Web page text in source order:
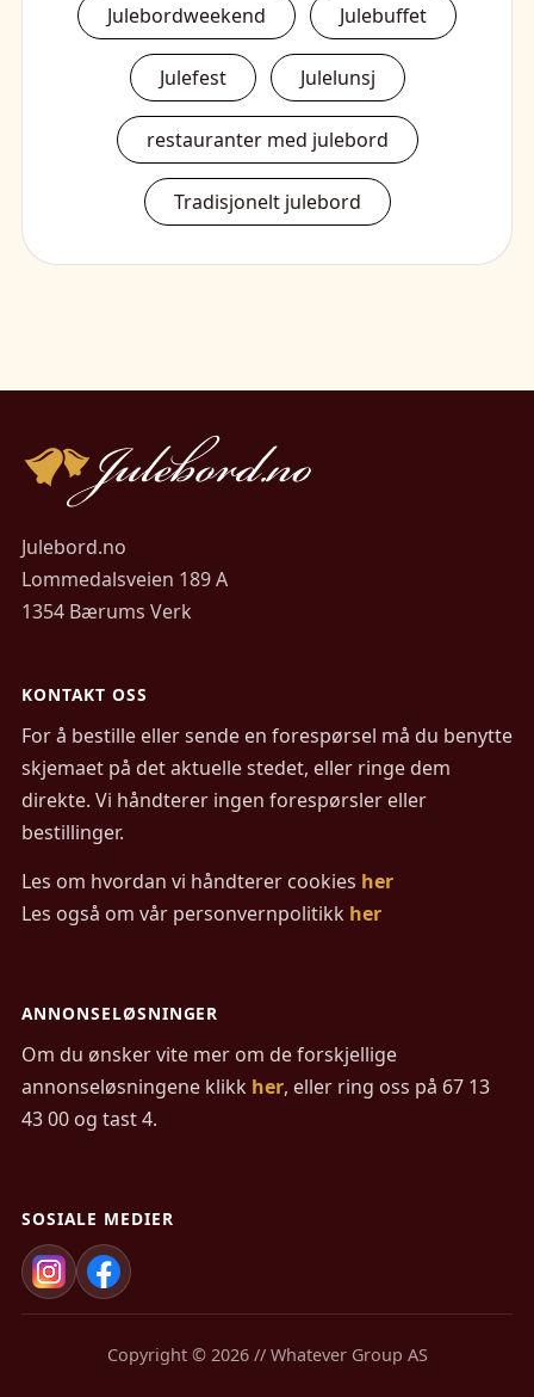
Julebordweekend Julebuffet
Julefest Julelunsj
restauranter med julebord
Tradisjonelt julebord
Julebord.no
Lommedalsveien 189 A
1354 Bærums Verk
KONTAKT OSS
For å bestille eller sende en forespørsel må du benytte
skjemaet på det aktuelle stedet, eller ringe dem
direkte. Vi håndterer ingen forespørsler eller
bestillinger.
Les om hvordan vi håndterer cookies her
Les også om vår personvernpolitikk her
ANNONSELØSNINGER
Om du ønsker vite mer om de forskjellige
annonseløsningene klikk her, eller ring oss på 67 13
43 00 og tast 4.
SOSIALE MEDIER
Copyright © 2026 // Whatever Group AS